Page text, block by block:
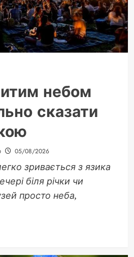
небом
сказати
05/08/2026
зривається з язика
біля річки чи
просто неба,